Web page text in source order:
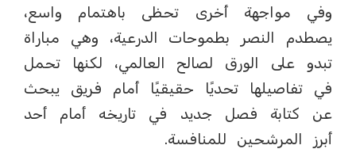
وفي مواجهة أخرى تحظى باهتمام واسع،
يصطدم النصر بطموحات الدرعية، وهي مباراة
تبدو على الورق لصالح العالمي، لكنها تحمل
في تفاصيلها تحديًا حقيقيًا أمام فريق يبحث
عن كتابة فصل جديد في تاريخه أمام أحد
أبرز المرشحين للمنافسة.